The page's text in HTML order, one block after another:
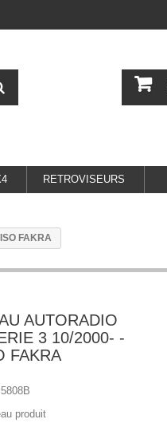
RETROVISEURS
FAKRA
AUTORADIO
3 10/2000- -
FAKRA
5808B
produit